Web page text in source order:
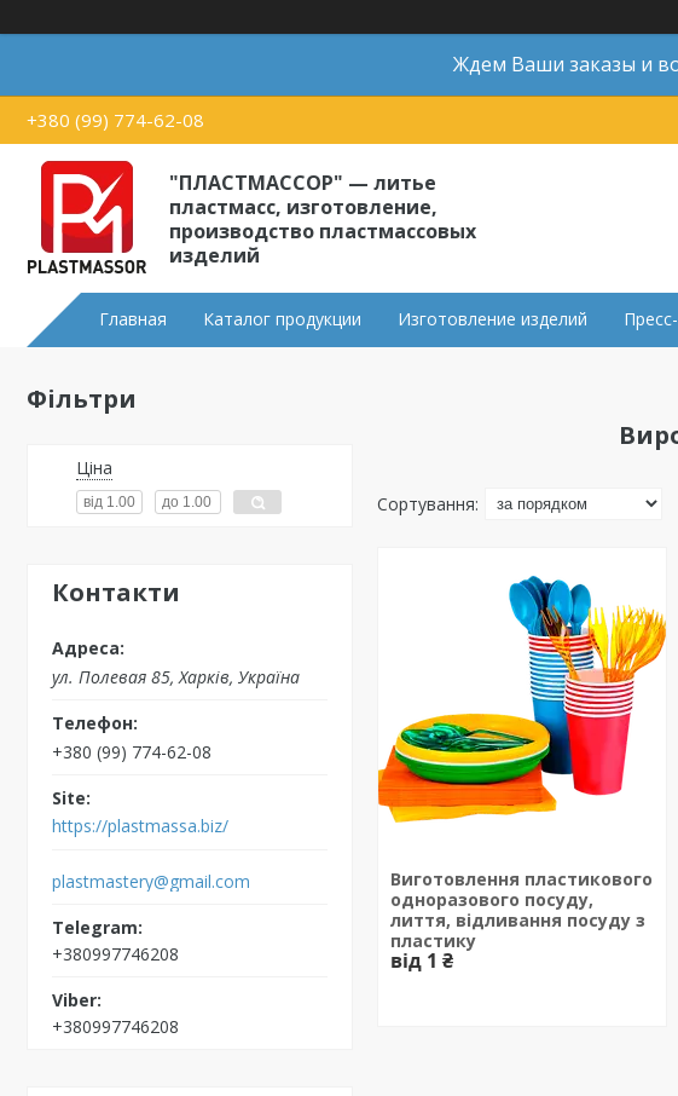
Ждем Ваши заказы и
+380 (99) 774-62-08
"ПЛАСТМАССОР" — литье
пластмасс, изготовление,
производство пластмассовых
изделий
Главная Каталог продукции Изготовление изделий
Фільтри
Ціна
Контакти
ул. Полевая 85, Харків, Україна
+380 (99) 774-62-08
https://plastmassa.biz/
plastmastery@gmail.com
+380997746208
+380997746208
Виготовлення пластикового
одноразового посуду,
лиття, відливання посуду з
пластику
від 1 ₴